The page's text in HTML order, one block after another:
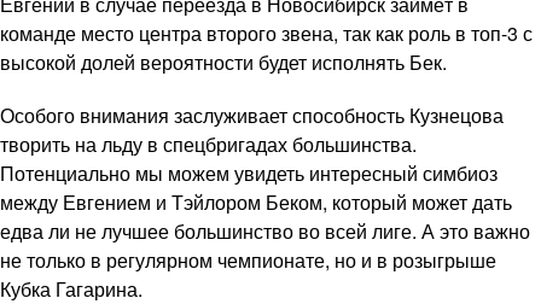
команде место центра второго звена, так как роль в топ-3 с
высокой долей вероятности будет исполнять Бек.
Особого внимания заслуживает способность Кузнецова
творить на льду в спецбригадах большинства.
Потенциально мы можем увидеть интересный симбиоз
между Евгением и Тэйлором Беком, который может дать
едва ли не лучшее большинство во всей лиге. А это важно
не только в регулярном чемпионате, но и в розыгрыше
Кубка Гагарина.